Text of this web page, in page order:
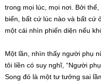
trong mọi lúc, mọi nơi. Bởi
biến, bất cứ lúc nào và bất cứ
một cái nhìn phiến diện nếu
Một lần, nhìn thấy người phụ
tôi liền có suy nghĩ, “Người
Song đó là một tư tưởng sai